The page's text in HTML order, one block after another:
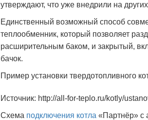
утверждают, что уже внедрили на
Единственный возможный способ
теплообменник, который позволяет
расширительным баком, и закрытый,
бачок.
Пример установки твердотопливного
Источник: http://all-for-teplo.ru/kotly/
Схема подключения котла «Партнёр» с